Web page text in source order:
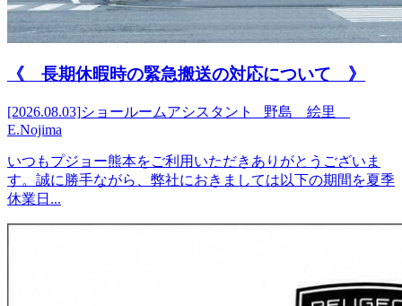
《 長期休暇時の緊急搬送の対応について 》
[2026.08.03]ショールームアシスタント 野島 絵里
E.Nojima
いつもプジョー熊本をご利用いただきありがとうございま
す。誠に勝手ながら、弊社におきましては以下の期間を夏季
休業日...